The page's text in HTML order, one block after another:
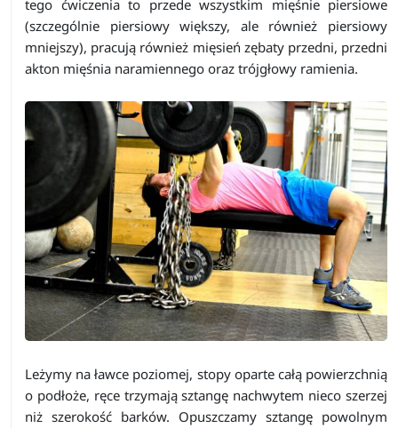
tego ćwiczenia to przede wszystkim mięśnie piersiowe
(szczególnie piersiowy większy, ale również piersiowy
mniejszy), pracują również mięsień zębaty przedni, przedni
akton mięśnia naramiennego oraz trójgłowy ramienia.
Leżymy na ławce poziomej, stopy oparte całą powierzchnią
o podłoże, ręce trzymają sztangę nachwytem nieco szerzej
niż szerokość barków. Opuszczamy sztangę powolnym